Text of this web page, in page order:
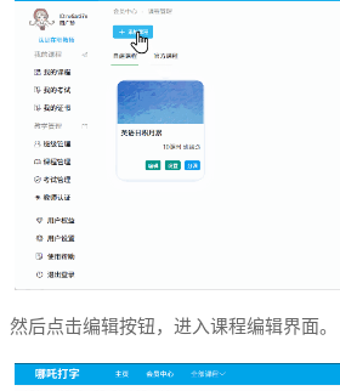
然后点击编辑按钮，进入课程编辑界面。